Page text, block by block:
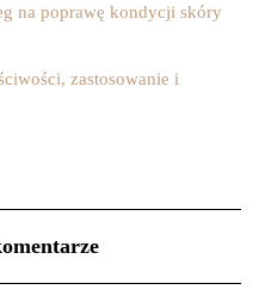
na poprawę kondycji skóry
zastosowanie i